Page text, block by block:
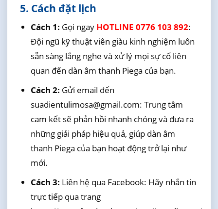
5. Cách đặt lịch
Cách 1: Gọi ngay HOTLINE 0776 103 892:
Đội ngũ kỹ thuật viên giàu kinh nghiệm luôn
sẵn sàng lắng nghe và xử lý mọi sự cố liên
quan đến dàn âm thanh Piega của bạn.
Cách 2: Gửi email đến
suadientulimosa@gmail.com: Trung tâm
cam kết sẽ phản hồi nhanh chóng và đưa ra
những giải pháp hiệu quả, giúp dàn âm
thanh Piega của bạn hoạt động trở lại như
mới.
Cách 3: Liên hệ qua Facebook: Hãy nhắn tin
trực tiếp qua trang